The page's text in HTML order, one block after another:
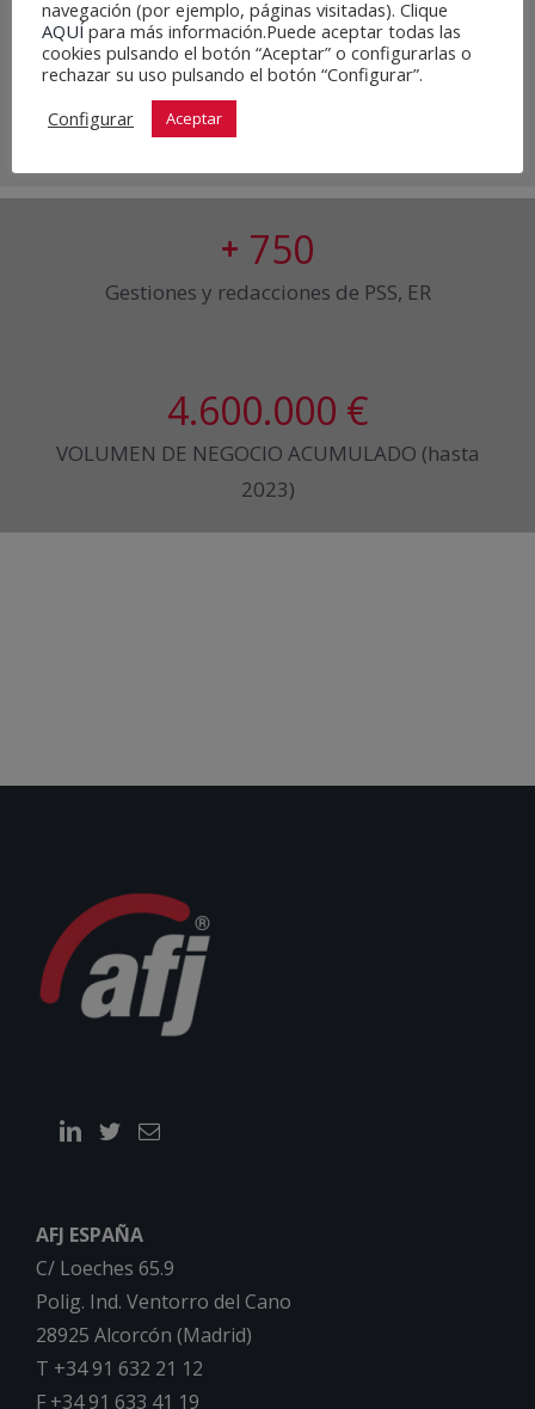
Obras como TÉCNICO DE PREVENCIÓN
750
Gestiones y redacciones de PSS, ER
4.600.000 €
VOLUMEN DE NEGOCIO ACUMULADO (hasta
2023)
AFJ ESPAÑA
C/ Loeches 65.9
Polig. Ind. Ventorro del Cano
28925 Alcorcón (Madrid)
T +34 91 632 21 12
F +34 91 633 41 19
navegación (por ejemplo, páginas visitadas). Clique
AQUÍpara más información.Puede aceptar todas las
cookies pulsando el botón “Aceptar” o configurarlas o
rechazar su uso pulsando el botón “Configurar”.
Configurar
Aceptar